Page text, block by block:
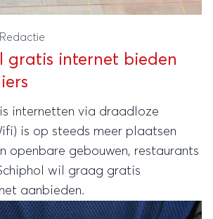
Redactie
gratis internet bieden
internetten via draadloze
op steeds meer plaatsen
openbare gebouwen, restaurants
aanbieden.